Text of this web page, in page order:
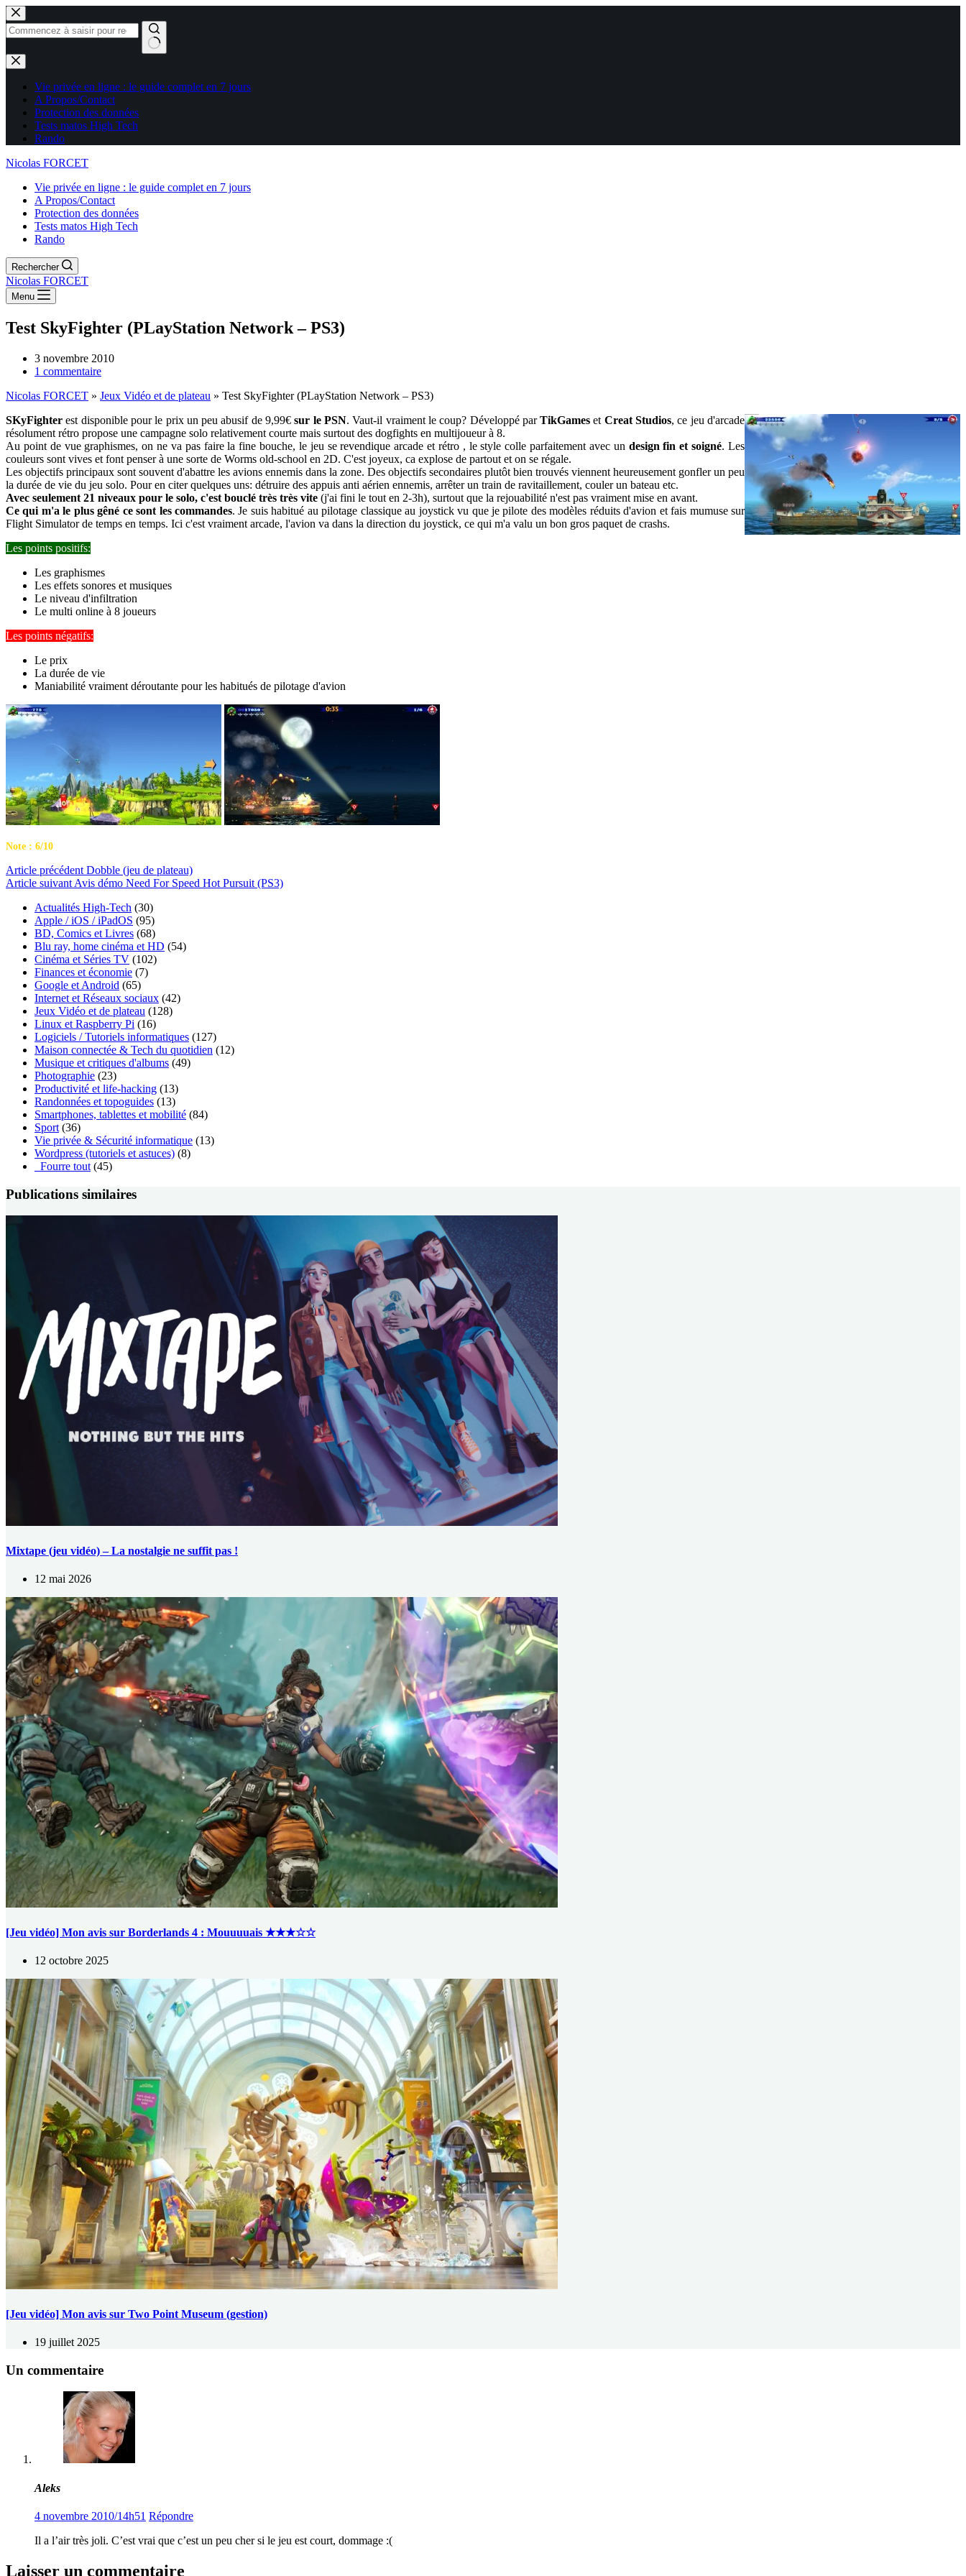
Aucun
résultat
Vie privée en ligne : le guide complet en 7 jours
A Propos/Contact
Protection des données
Tests matos High Tech
Rando
Nicolas FORCET
Vie privée en ligne : le guide complet en 7 jours
A Propos/Contact
Protection des données
Tests matos High Tech
Rando
Rechercher
Nicolas FORCET
Menu
Test SkyFighter (PLayStation Network – PS3)
3 novembre 2010
1 commentaire
Nicolas FORCET » Jeux Vidéo et de plateau » Test SkyFighter (PLayStation Network – PS3)
SKyFighter est disponible pour le prix un peu abusif de 9,99€sur le PSN. Vaut-il vraiment le coup? Développé parTikGames et Creat Studios, ce jeu d'arcade
résolument rétro propose une campagne solo relativement courte mais surtout des dogfights en multijoueur à 8.
Au point de vue graphismes, on ne va pas faire la fine bouche, le jeu se revendique arcade et rétro , le style colle parfaitement avec un design fin et soigné. Les
couleurs sont vives et font penser à une sorte de Worms old-school en 2D. C'est joyeux, ca explose de partout et on se régale.
Les objectifs principaux sont souvent d'abattre les avions ennemis dans la zone. Des objectifs secondaires plutôt bien trouvés viennent heureusement gonfler un peu
la durée de vie du jeu solo. Pour en citer quelques uns: détruire des appuis anti aérien ennemis, arrêter un train de ravitaillement, couler un bateau etc.
Avec seulement 21 niveaux pour le solo, c'est bouclé très très vite (j'ai fini le tout en 2-3h), surtout que la rejouabilité n'est pas vraiment mise en avant.
Ce qui m'a le plus gêné ce sont les commandes. Je suis habitué au pilotage classique au joystick vu que je pilote des modèles réduits d'avion et fais mumuse sur
Flight Simulator de temps en temps. Ici c'est vraiment arcade, l'avion va dans la direction du joystick, ce qui m'a valu un bon gros paquet de crashs.
Les points positifs:
Les graphismes
Les effets sonores et musiques
Le niveau d'infiltration
Le multi online à 8 joueurs
Les points négatifs:
Le prix
La durée de vie
Maniabilité vraiment déroutante pour les habitués de pilotage d'avion
Note : 6/10
Article précédent Dobble (jeu de plateau)
Article suivant Avis démo Need For Speed Hot Pursuit (PS3)
Actualités High-Tech (30)
Apple / iOS / iPadOS (95)
BD, Comics et Livres (68)
Blu ray, home cinéma et HD (54)
Cinéma et Séries TV (102)
Finances et économie (7)
Google et Android (65)
Internet et Réseaux sociaux (42)
Jeux Vidéo et de plateau (128)
Linux et Raspberry Pi (16)
Logiciels / Tutoriels informatiques (127)
Maison connectée & Tech du quotidien (12)
Musique et critiques d'albums (49)
Photographie (23)
Productivité et life-hacking (13)
Randonnées et topoguides (13)
Smartphones, tablettes et mobilité (84)
Sport (36)
Vie privée & Sécurité informatique (13)
Wordpress (tutoriels et astuces) (8)
_Fourre tout (45)
Publications similaires
Mixtape (jeu vidéo) – La nostalgie ne suffit pas !
12 mai 2026
[Jeu vidéo] Mon avis sur Borderlands 4 : Mouuuuais ★★★☆☆
12 octobre 2025
[Jeu vidéo] Mon avis sur Two Point Museum (gestion)
19 juillet 2025
Un commentaire
Aleks
4 novembre 2010/14h51 Répondre
Il a l’air très joli. C’est vrai que c’est un peu cher si le jeu est court, dommage :(
Laisser un commentaire